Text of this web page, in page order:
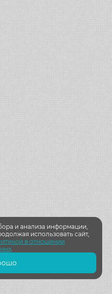
и анализа информации,
использовать сайт,
в отношении
.